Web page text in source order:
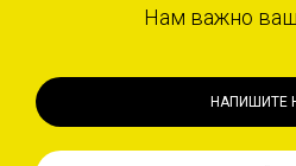
Нам важно
НАПИШИТЕ